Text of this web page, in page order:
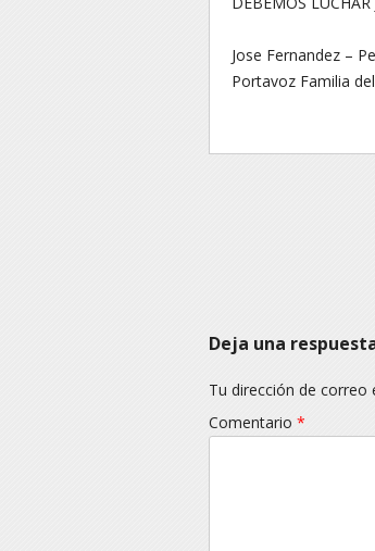
Jose Fernandez –
Portavoz Familia
Deja una
Tu dirección de correo
Comentario *